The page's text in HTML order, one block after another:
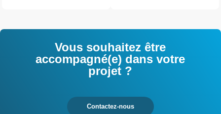
Vous souhaitez être
accompagné(e) dans votre
projet ?
Contactez-nous